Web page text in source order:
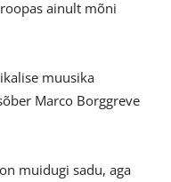
ainult mõni
muusika
Marco Borggreve
muidugi sadu, aga